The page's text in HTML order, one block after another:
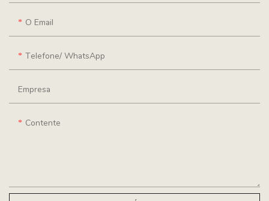
O Email
Telefone/ WhatsApp
Empresa
Contente